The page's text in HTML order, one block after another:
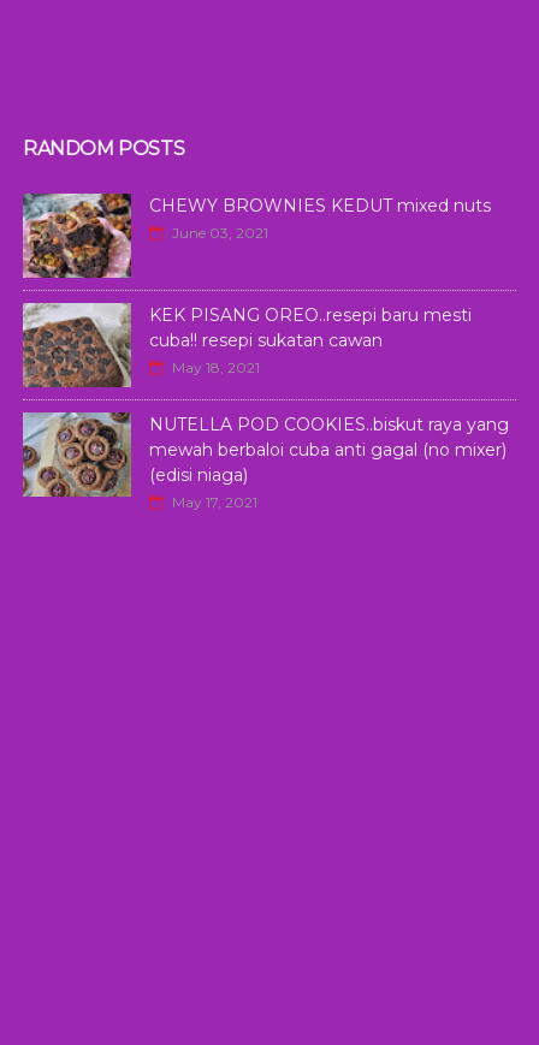
RANDOM POSTS
CHEWY BROWNIES KEDUT mixed nuts
June 03, 2021
KEK PISANG OREO..resepi baru mesti
cuba!! resepi sukatan cawan
May 18, 2021
NUTELLA POD COOKIES..biskut raya yang
mewah berbaloi cuba anti gagal (no mixer)
(edisi niaga)
May 17, 2021